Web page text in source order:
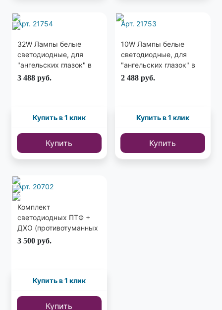
Арт. 21754
32W Лампы белые
светодиодные, для
"ангельских глазок" в
штатные фары E39, E60,
3 488 руб.
Купить в 1 клик
Купить
Арт. 21753
10W Лампы белые
светодиодные, для
"ангельских глазок" в
штатные фары E39, E60,
2 488 руб.
Купить в 1 клик
Купить
Арт. 20702
Комплект
светодиодных ПТФ +
ДХО (противотуманных
фар + дневных ходовых
3 500 руб.
Купить в 1 клик
Купить